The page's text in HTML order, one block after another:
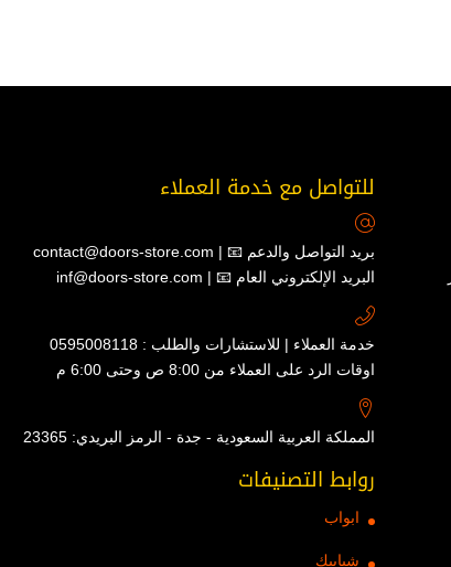
للتواصل مع خدمة العملاء
contact@doors-store.com | 📧 بريد التواصل والدعم
inf@doors-store.com | 📧 البريد الإلكتروني العام
خدمة العملاء | للاستشارات والطلب : 0595008118
اوقات الرد على العملاء من 8:00 ص وحتى 6:00 م
المملكة العربية السعودية - جدة - الرمز البريدي: 23365
روابط التصنيفات
ابواب
شبابيك